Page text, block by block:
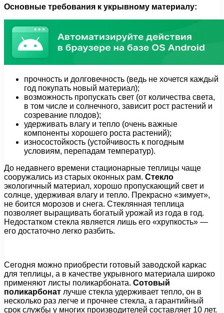
Основные требования к укрывному материалу:
прочность и долговечность (ведь не хочется каждый
год покупать новый материал);
возможность пропускать свет (от количества света,
в том числе и солнечного, зависит рост растений и
созревание плодов);
удерживать влагу и тепло (очень важные
компоненты хорошего роста растений);
износостойкость (устойчивость к погодным
условиям, перепадам температур).
До недавнего времени стационарные теплицы чаще
сооружались из старых оконных рам. Стекло
экологичный материал, хорошо пропускающий свет и
солнце, удерживая влагу и тепло. Прекрасно «зимует»,
не боится морозов и снега. Стеклянная теплица
позволяет выращивать богатый урожай из года в год.
Недостатком стекла является лишь его «хрупкость» —
его достаточно легко разбить.
Сегодня можно приобрести готовый заводской каркас
для теплицы, а в качестве укрывного материала широко
применяют листы поликарбоната. Сотовый
поликарбонат лучше стекла удерживает тепло, он в
несколько раз легче и прочнее стекла, а гарантийный
срок службы у многих производителей составляет 10 лет.